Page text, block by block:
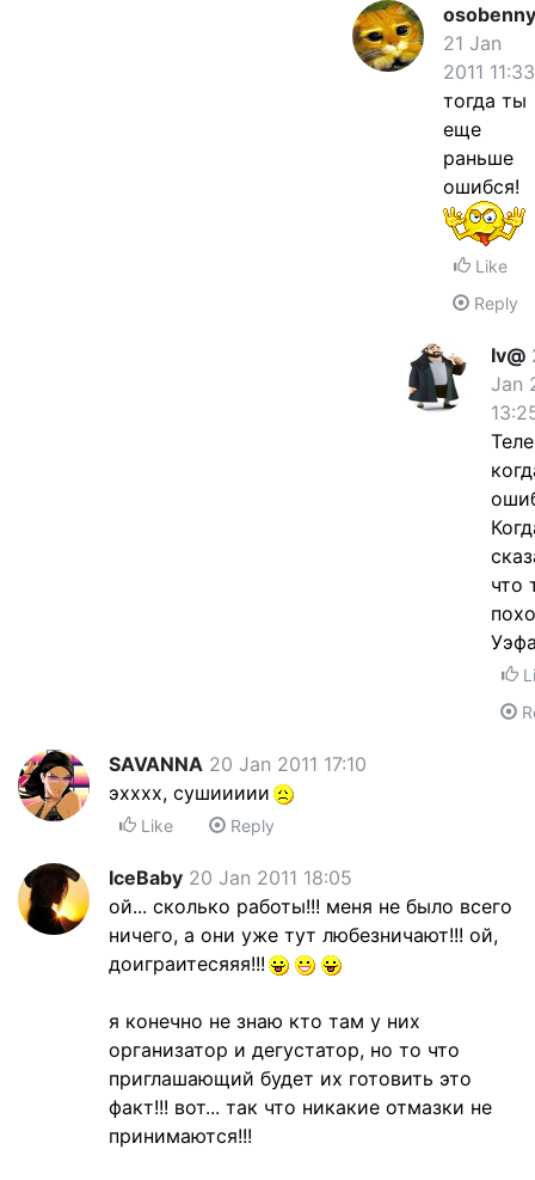
21 Jan
2011 11:33
тогда ты
еще
раньше
ошибся!
Like
Reply
Iv@
Jan
что
SAVANNA 20 Jan 2011 17:10
эхххх, сушиииии
Like Reply
IceBaby 20 Jan 2011 18:05
ой... сколько работы!!! меня не было всего
ничего, а они уже тут любезничают!!! ой,
доиграитесяяя!!!
я конечно не знаю кто там у них
организатор и дегустатор, но то что
приглашающий будет их готовить это
факт!!! вот... так что никакие отмазки не
принимаются!!!